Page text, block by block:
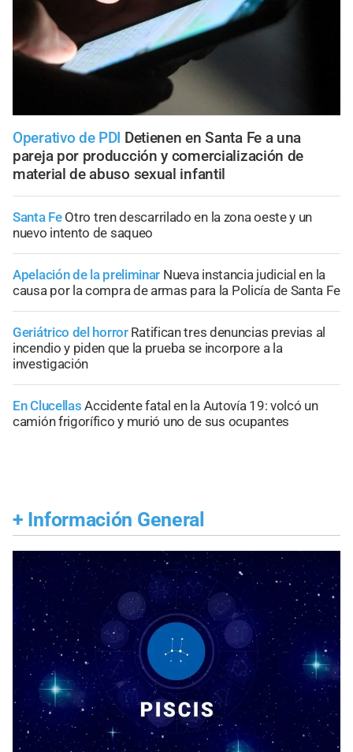
Operativo de PDI Detienen en Santa Fe a una
pareja por producción y comercialización de
material de abuso sexual infantil
Santa Fe Otro tren descarrilado en la zona oeste y un
nuevo intento de saqueo
Apelación de la preliminar Nueva instancia judicial en la
causa por la compra de armas para la Policía de Santa Fe
Geriátrico del horror Ratifican tres denuncias previas al
incendio y piden que la prueba se incorpore a la
investigación
En Clucellas Accidente fatal en la Autovía 19: volcó un
camión frigorífico y murió uno de sus ocupantes
+ Información General